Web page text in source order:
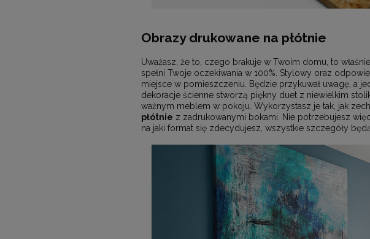
Obrazy drukowane na płótnie
Uważasz, że to, czego brakuje w Twoim domu, to właśnie
spełni Twoje oczekiwania w 100%. Stylowy oraz
miejsce w pomieszczeniu. Będzie przykuwał uwagę, a
dekoracje ścienne stworzą piękny duet z niewielkim
ważnym meblem w pokoju. Wykorzystasz je tak, jak
płótnie z zadrukowanymi bokami. Nie potrzebujesz
na jaki format się zdecydujesz, wszystkie szczegóły